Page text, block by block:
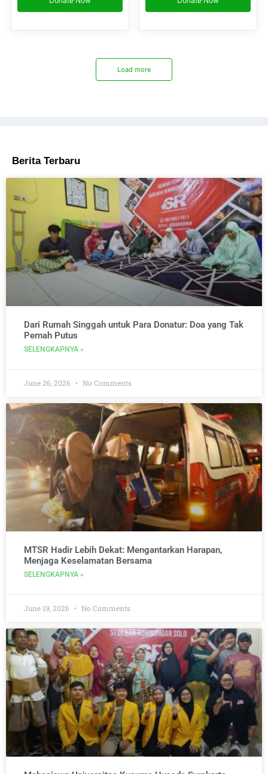
Load more
Berita Terbaru
Dari Rumah Singgah untuk Para Donatur: Doa yang Tak
Pernah Putus
SELENGKAPNYA »
June 26, 2026 No Comments
MTSR Hadir Lebih Dekat: Mengantarkan Harapan,
Menjaga Keselamatan Bersama
SELENGKAPNYA »
June 19, 2026 No Comments